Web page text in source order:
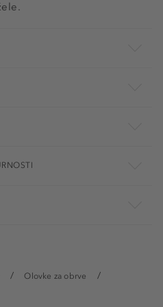
Olovke za obrve